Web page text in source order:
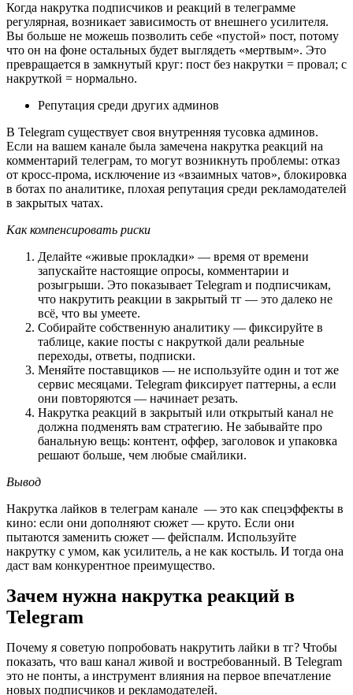
Когда накрутка подписчиков и реакций в телеграмме
регулярная, возникает зависимость от внешнего усилителя.
Вы больше не можешь позволить себе «пустой» пост, потому
что он на фоне остальных будет выглядеть «мертвым». Это
превращается в замкнутый круг: пост без накрутки = провал; с
накруткой = нормально.
Репутация среди других админов
В Telegram существует своя внутренняя тусовка админов.
Если на вашем канале была замечена накрутка реакций на
комментарий телеграм, то могут возникнуть проблемы: отказ
от кросс-прома, исключение из «взаимных чатов», блокировка
в ботах по аналитике, плохая репутация среди рекламодателей
в закрытых чатах.
Как компенсировать риски
Делайте «живые прокладки» — время от времени
запускайте настоящие опросы, комментарии и
розыгрыши. Это показывает Telegram и подписчикам,
что накрутить реакции в закрытый тг — это далеко не
всё, что вы умеете.
Собирайте собственную аналитику — фиксируйте в
таблице, какие посты с накруткой дали реальные
переходы, ответы, подписки.
Меняйте поставщиков — не используйте один и тот же
сервис месяцами. Telegram фиксирует паттерны, а если
они повторяются — начинает резать.
Накрутка реакций в закрытый или открытый канал не
должна подменять вам стратегию. Не забывайте про
банальную вещь: контент, оффер, заголовок и упаковка
решают больше, чем любые смайлики.
Вывод
Накрутка лайков в телеграм канале  — это как спецэффекты в
кино: если они дополняют сюжет — круто. Если они
пытаются заменить сюжет — фейспалм. Используйте
накрутку с умом, как усилитель, а не как костыль. И тогда она
даст вам конкурентное преимущество.
Зачем нужна накрутка реакций в
Telegram
Почему я советую попробовать накрутить лайки в тг? Чтобы
показать, что ваш канал живой и востребованный. В Telegram
это не понты, а инструмент влияния на первое впечатление
новых подписчиков и рекламодателей.